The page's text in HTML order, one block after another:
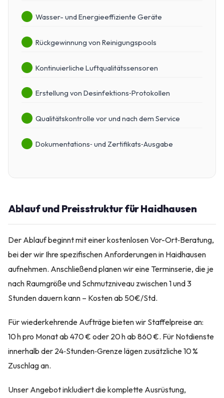
Wasser­- und Energieeffiziente Geräte
Rückgewinnung von Reinigungs­pools
Kontinuierliche Luft­qualitätssensoren
Erstellung von Desinfektions‑Protokollen
Qualitäts­kontrolle vor und nach dem Service
Dokumentations‑ und Zertifikats‑Ausgabe
Ablauf und Preisstruktur für Haidhausen
Der Ablauf beginnt mit einer kostenlosen Vor-Ort‑Beratung,
bei der wir Ihre spezifischen Anforderungen in Haidhausen
aufnehmen. Anschließend planen wir eine Terminserie, die je
nach Raumgröße und Schmutzniveau zwischen 1 und 3
Stunden dauern kann – Kosten ab 50€/Std.
Für wiederkehrende Aufträge bieten wir Staffelpreise an:
10 h pro Monat ab 470 € oder 20 h ab 860 €. Für Notdienste
innerhalb der 24‑Stunden‑Grenze lägen zusätzliche 10 %
Zuschlag an.
Unser Angebot inkludiert die komplette Ausrüstung,